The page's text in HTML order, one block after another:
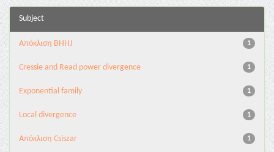
Subject
1
Aπόκλιση BHHJ
1
Cressie and Read power divergence
1
Exponential family
1
Local divergence
1
Απόκλιση Csiszar